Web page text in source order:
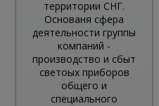
территории СНГ.
Основаня сфера
деятельности группы
компаний -
производство и сбыт
светоых приборов
общего и
специального